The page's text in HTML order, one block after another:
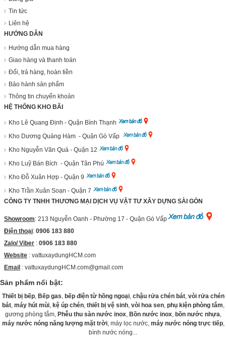
Tin tức
Liên hệ
HƯỚNG DẪN
Hướng dẫn mua hàng
Giao hàng và thanh toán
Đổi, trả hàng, hoàn tiền
Bảo hành sản phẩm
Thông tin chuyển khoản
HỆ THỐNG KHO BÃI
Kho Lê Quang Định - Quận Bình Thạnh
Kho Dương Quảng Hàm - Quận Gò Vấp
Kho Nguyễn Văn Quá - Quận 12
Kho Luỹ Bán Bích - Quận Tân Phú
Kho Đỗ Xuân Hợp - Quận 9
Kho Trần Xuân Soạn - Quận 7
CÔNG TY TNHH THƯƠNG MẠI DỊCH VỤ VẬT TƯ XÂY DỰNG SÀI GÒN
Showroom: 213 Nguyễn Oanh - Phường 17 - Quận Gò Vấp
Điện thoại: 0906 183 880
Zalo/ Viber : 0906 183 880
Website : vattuxaydungHCM.com
Email : vattuxaydungHCM.com@gmail.com
Sản phẩm nổi bật:
Thiết bị bếp, Bếp gas bếp điện từ hồng ngoại, chậu rửa chén bát, vòi rửa chén
bát, máy hút mùi, kệ úp chén, thiết bị vệ sinh, vòi hoa sen, phụ kiện phòng tắm
gương phòng tắm, Phễu thu sàn nước inox, Bồn nước inox, bồn nước nhựa
máy nước nóng năng lượng mặt trời, máy lọc nước, máy nước nóng trực tiếp,
bình nước nóng...